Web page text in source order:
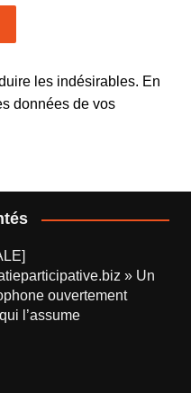
les indésirables. En
données de vos
» Un
ouvertement
l’assume